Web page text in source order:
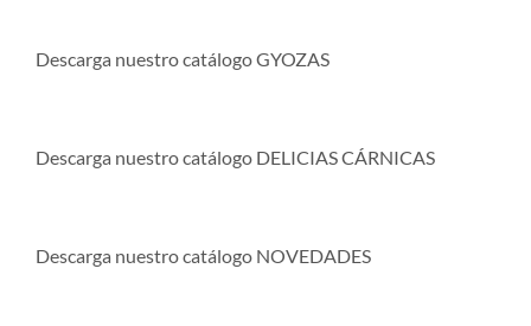
Descarga nuestro catálogo GYOZAS
Descarga nuestro catálogo DELICIAS CÁRNICAS
Descarga nuestro catálogo NOVEDADES